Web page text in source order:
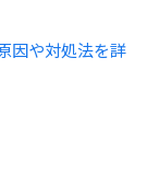
因や対処法を詳